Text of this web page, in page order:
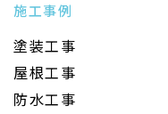
施工事例
塗装工事
屋根工事
防水工事